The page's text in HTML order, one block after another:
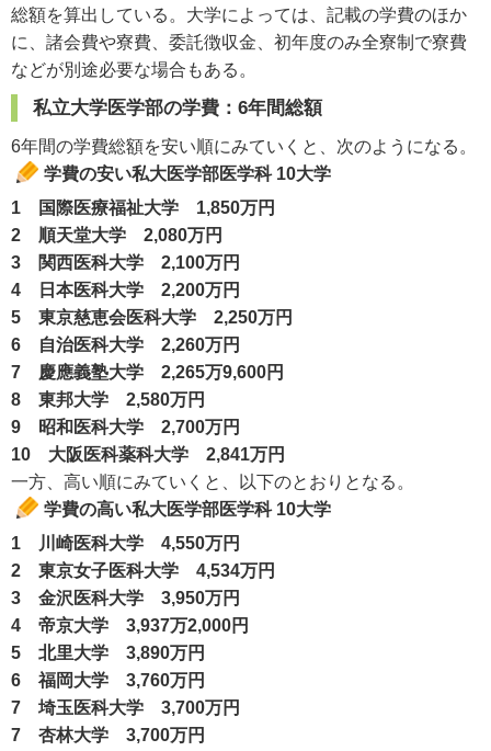
総額を算出している。大学によっては、記載の学費のほか
に、諸会費や寮費、委託徴収金、初年度のみ全寮制で寮費
などが別途必要な場合もある。
私立大学医学部の学費：6年間総額
6年間の学費総額を安い順にみていくと、次のようになる。
学費の安い私大医学部医学科 10大学
1 国際医療福祉大学 1,850万円
2 順天堂大学 2,080万円
3 関西医科大学 2,100万円
4 日本医科大学 2,200万円
5 東京慈恵会医科大学 2,250万円
6 自治医科大学 2,260万円
7 慶應義塾大学 2,265万9,600円
8 東邦大学 2,580万円
9 昭和医科大学 2,700万円
10 大阪医科薬科大学 2,841万円
一方、高い順にみていくと、以下のとおりとなる。
学費の高い私大医学部医学科 10大学
1 川崎医科大学 4,550万円
2 東京女子医科大学 4,534万円
3 金沢医科大学 3,950万円
4 帝京大学 3,937万2,000円
5 北里大学 3,890万円
6 福岡大学 3,760万円
7 埼玉医科大学 3,700万円
7 杏林大学 3,700万円